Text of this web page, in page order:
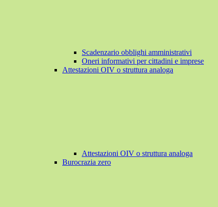
Scadenzario obblighi amministrativi
Oneri informativi per cittadini e imprese
Attestazioni OIV o struttura analoga
Attestazioni OIV o struttura analoga
Burocrazia zero